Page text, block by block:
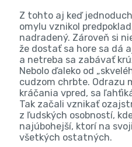
Z tohto aj keď
omylu vznikol
nadradený. Zároveň si
že dostať sa hore sa dá
a netreba sa zabávať
Nebolo ďaleko od
cudzom chrbte. Odrazu
kráčania vpred, sa
Tak začali vznikať
z ľudských osobností,
najúbohejší, ktorí na
všetkých ostatných.